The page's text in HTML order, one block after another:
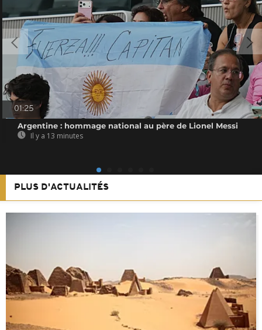
01:25
Argentine : hommage national au père de Lionel Messi
Il y a 13 minutes
PLUS D'ACTUALITÉS